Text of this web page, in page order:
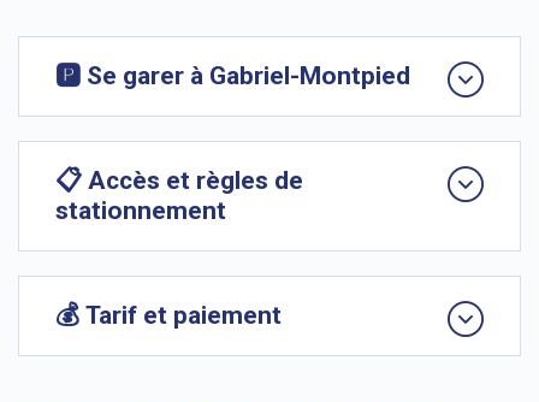
🅿️ Se garer à Gabriel-Montpied
📋 Accès et règles de
stationnement
💰 Tarif et paiement